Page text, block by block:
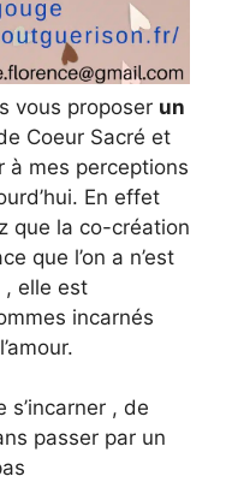
vous proposer un
Coeur Sacré et
à mes perceptions
En effet
que la co-création
que l’on a n’est
elle est
incarnés
s’incarner , de
passer par un